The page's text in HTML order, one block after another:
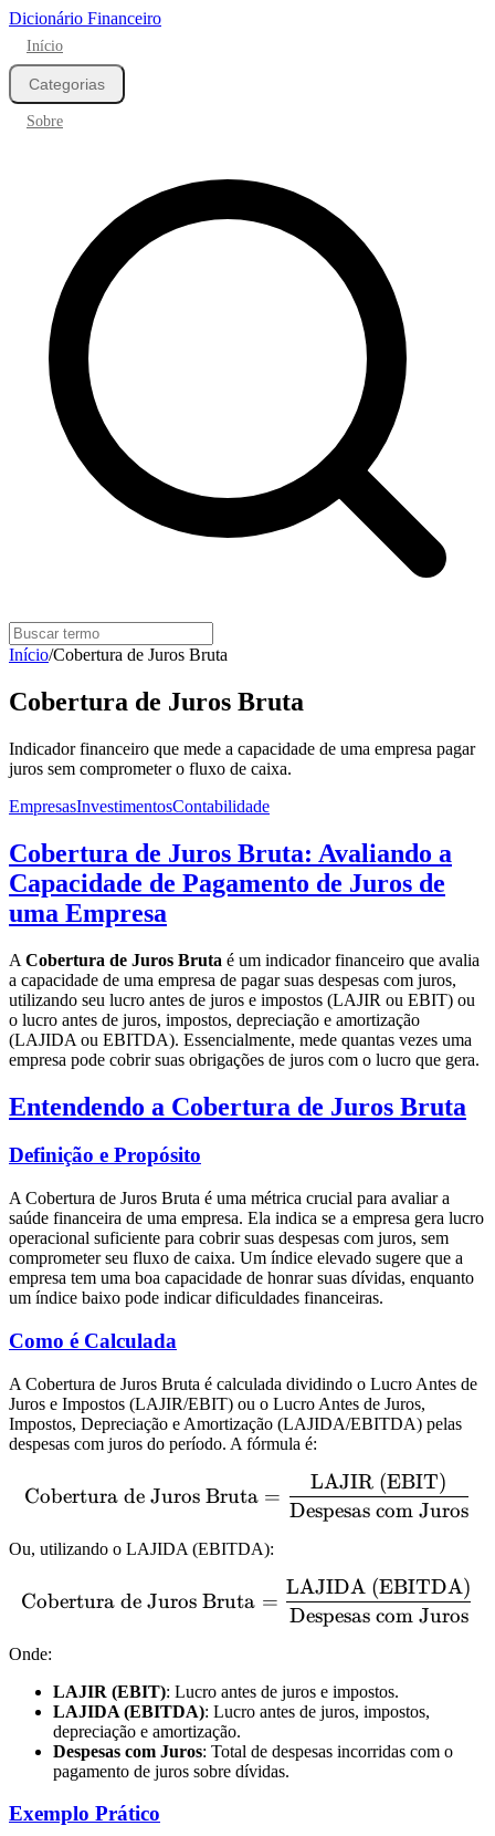
Dicionário Financeiro
Início
Categorias
Sobre
Início/Cobertura de Juros Bruta
Cobertura de Juros Bruta
Indicador financeiro que mede a capacidade de uma empresa pagar
juros sem comprometer o fluxo de caixa.
EmpresasInvestimentosContabilidade
Cobertura de Juros Bruta: Avaliando a
Capacidade de Pagamento de Juros de
uma Empresa
A Cobertura de Juros Bruta é um indicador financeiro que avalia
a capacidade de uma empresa de pagar suas despesas com juros,
utilizando seu lucro antes de juros e impostos (LAJIR ou EBIT) ou
o lucro antes de juros, impostos, depreciação e amortização
(LAJIDA ou EBITDA). Essencialmente, mede quantas vezes uma
empresa pode cobrir suas obrigações de juros com o lucro que gera.
Entendendo a Cobertura de Juros Bruta
Definição e Propósito
A Cobertura de Juros Bruta é uma métrica crucial para avaliar a
saúde financeira de uma empresa. Ela indica se a empresa gera lucro
operacional suficiente para cobrir suas despesas com juros, sem
comprometer seu fluxo de caixa. Um índice elevado sugere que a
empresa tem uma boa capacidade de honrar suas dívidas, enquanto
um índice baixo pode indicar dificuldades financeiras.
Como é Calculada
A Cobertura de Juros Bruta é calculada dividindo o Lucro Antes de
Juros e Impostos (LAJIR/EBIT) ou o Lucro Antes de Juros,
Impostos, Depreciação e Amortização (LAJIDA/EBITDA) pelas
despesas com juros do período. A fórmula é:
\text{Cobertura de
Cobertura de Juros Bruta =
Despesas com Juros
LAJIR (EBIT)
Ou, utilizando o LAJIDA (EBITDA):
\text{Cobertura de
Cobertura de Juros Bruta =
Despesas com Juros
LAJIDA (EBITDA)
Onde:
LAJIR (EBIT): Lucro antes de juros e impostos.
LAJIDA (EBITDA): Lucro antes de juros, impostos,
depreciação e amortização.
Despesas com Juros: Total de despesas incorridas com o
pagamento de juros sobre dívidas.
Exemplo Prático